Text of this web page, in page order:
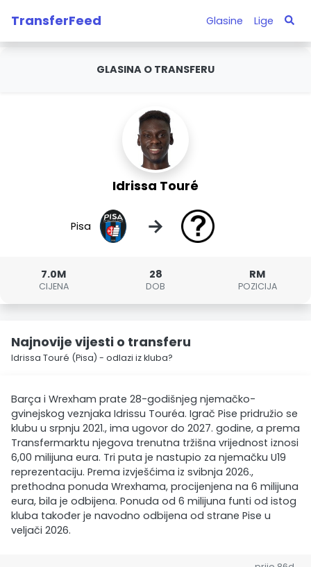
TransferFeed Glasine Lige
GLASINA O TRANSFERU
Idrissa Touré
Pisa →
7.0M
CIJENA
28
DOB
RM
POZICIJA
Najnovije vijesti o transferu
Idrissa Touré (Pisa) - odlazi iz kluba?
Barça i Wrexham prate 28-godišnjeg njemačko-
gvinejskog veznjaka Idrissu Touréa. Igrač Pise pridružio se
klubu u srpnju 2021., ima ugovor do 2027. godine, a prema
Transfermarktu njegova trenutna tržišna vrijednost iznosi
6,00 milijuna eura. Tri puta je nastupio za njemačku U19
reprezentaciju. Prema izvješćima iz svibnja 2026.,
prethodna ponuda Wrexhama, procijenjena na 6 milijuna
eura, bila je odbijena. Ponuda od 6 milijuna funti od istog
kluba također je navodno odbijena od strane Pise u
veljači 2026.